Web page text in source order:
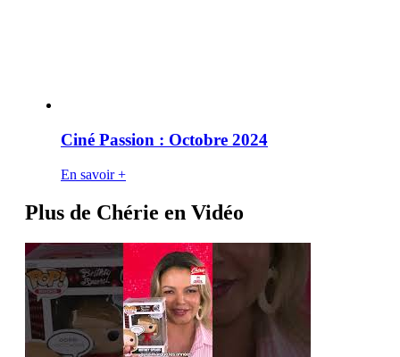
Ciné Passion : Octobre 2024
En savoir +
Plus de Chérie en Vidéo